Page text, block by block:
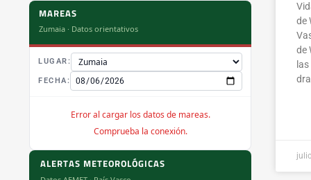
29
AGO
VASCO
Sort
3 ICF SLALOM
Copa del Mundo ICF Canoe Slalom - Vaires-sur-Marne
Vaires-sur-Marne (FRA)
Campeonato de Espana de Travesias
MAREAS
Zumaia · Datos orientativos
LUGAR:
FECHA:
Error al cargar los datos de mareas.
Comprueba la conexión.
ALERTAS METEOROLÓGICAS
de
de